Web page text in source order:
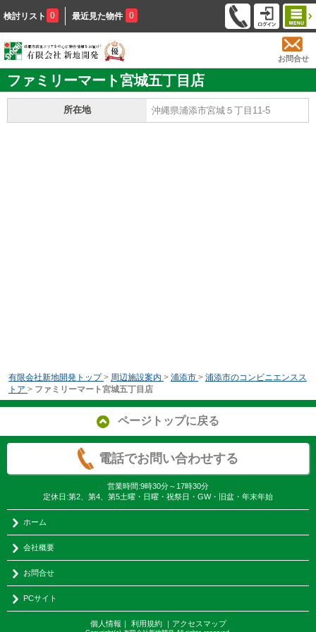
検討リスト 0 最近見た物件 0
お問合せ
ファミリーマート宮城五丁目店
所在地 沖縄県浦添市宮城５丁目11-5
有限会社新地開発トップ > 周辺施設案内 > 浦添市 > 浦添市のコンビニエンスス
トア > ファミリーマート宮城五丁目店
ページトップに戻る
電話でお問い合わせする
営業時間:9時30分～17時30分
定休日:第2、第4、第5土曜・日曜・祝祭日・GW・旧盆・年末年始
ホーム
会社概要
お問合せ
PCサイト
個人情報 ｜ 利用規約｜ アクセスマップ